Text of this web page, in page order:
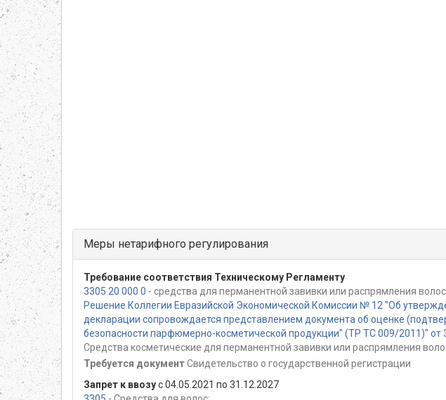
Меры нетарифного регулирования
Требование соответствия Техническому Регламенту
3305 20 000 0 - средства для перманентной завивки или распрямления волос
Решение Коллегии Евразийской Экономической Комиссии № 12 "Об
декларации сопровождается представлением документа об оценке
безопасности парфюмерно-косметической продукции" (ТР ТС 009/2011)" от
Средства косметические для перманентной завивки или распрямления
Требуется документСвидетельство о государственной регистрации
Запрет к ввозус 04.05.2021 по 31.12.2027